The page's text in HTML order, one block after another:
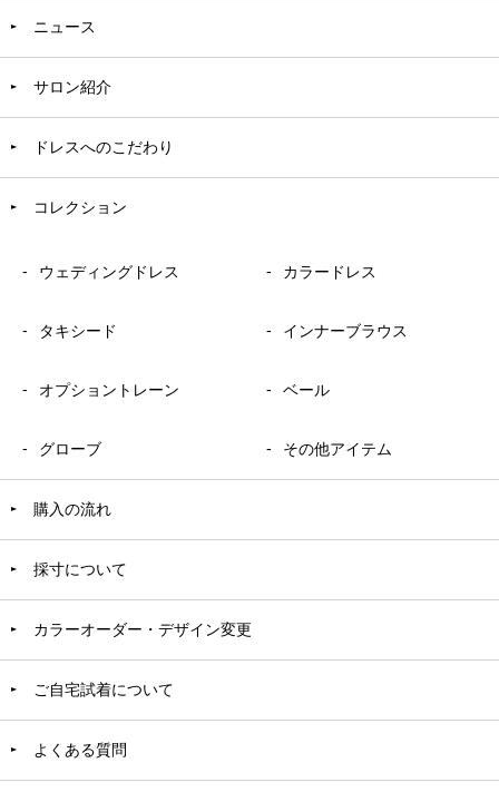
ニュース
サロン紹介
ドレスへのこだわり
コレクション
ウェディングドレス カラードレス
タキシード インナーブラウス
オプショントレーン ベール
グローブ その他アイテム
購入の流れ
採寸について
カラーオーダー・デザイン変更
ご自宅試着について
よくある質問